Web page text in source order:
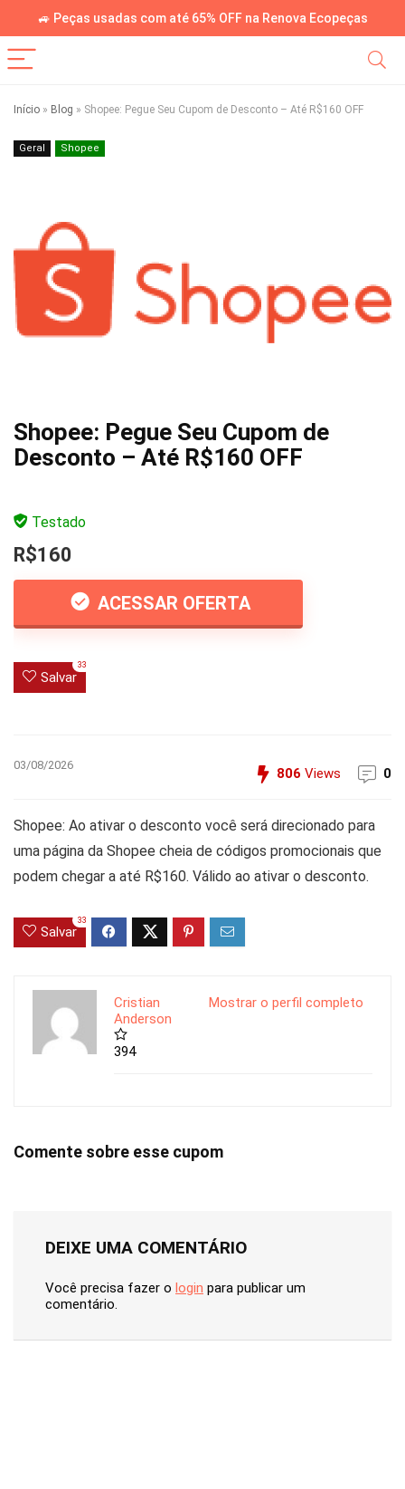
🚙 Peças usadas com até 65% OFF na Renova Ecopeças
Início » Blog » Shopee: Pegue Seu Cupom de Desconto – Até R$160 OFF
Geral Shopee
Shopee: Pegue Seu Cupom de
Desconto – Até R$160 OFF
Testado
R$160
ACESSAR OFERTA
Salvar
33
03/08/2026
806 Views 0
Shopee: Ao ativar o desconto você será direcionado para
uma página da Shopee cheia de códigos promocionais que
podem chegar a até R$160. Válido ao ativar o desconto.
Salvar
33
Mostrar o perfil completo
Cristian
Anderson
394
Comente sobre esse cupom
DEIXE UMA COMENTÁRIO
Você precisa fazer o login para publicar um
comentário.